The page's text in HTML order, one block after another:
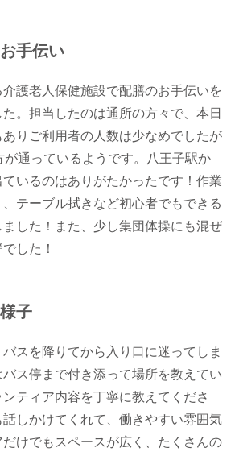
手伝い
護老人保健施設で配膳のお手伝いを
。担当したのは通所の方々で、本日
りご利用者の人数は少なめでしたが
通っているようです。八王子駅か
いるのはありがたかったです！作業
テーブル拭きなど初心者でもできる
した！また、少し集団体操にも混ぜ
した！
子
スを降りてから入り口に迷ってしま
ス停まで付き添って場所を教えてい
ティア内容を丁寧に教えてくださ
しかけてくれて、働きやすい雰囲気
けでもスペースが広く、たくさんの